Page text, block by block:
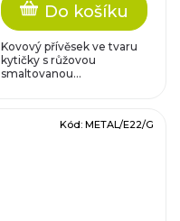
Do košíku
Kovový přívěsek ve tvaru
kytičky s růžovou
smaltovanou...
Kód: METAL/E22/G